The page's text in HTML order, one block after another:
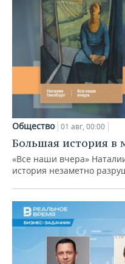
Общество 01 авг, 00:00
Большая история в
«Все наши вчера»
история незаметно